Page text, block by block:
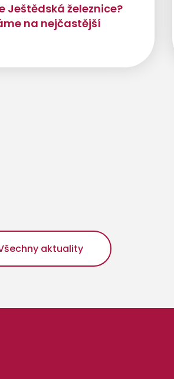
Ještědská železnice?
na nejčastější
aktuality